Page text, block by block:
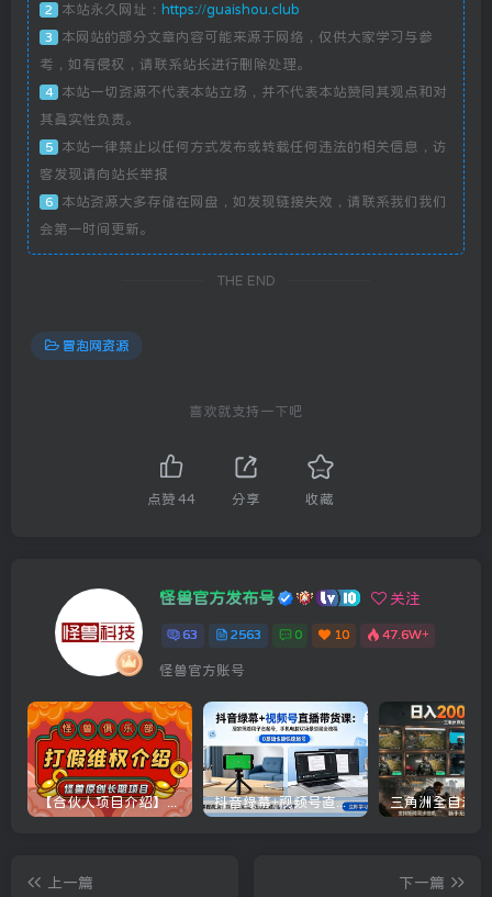
2 本站永久网址： https://guaishou.club
3
本网站的部分文章内容可能来源于网络，仅供大家学习与参
考，如有侵权，请联系站长进行删除处理。
4
本站一切资源不代表本站立场，并不代表本站赞同其观点和对
其真实性负责。
5
本站一律禁止以任何方式发布或转载任何违法的相关信息，访
客发现请向站长举报
6
本站资源大多存储在网盘，如发现链接失效，请联系我们我们
会第一时间更新。
THE END
冒泡网资源
喜欢就支持一下吧
点赞 44 分享 收藏
怪兽官方发布号 关注
63 2563 0 10 47.6W+
怪兽官方账号
【合伙人项目介绍】打假维权项目介绍 抖音绿幕+视频号直播带货课：居家照着稿子念起号，手机电脑双场景搭建全流程
上一篇 下一篇